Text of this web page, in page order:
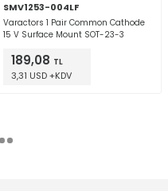
SMV1253-004LF
Varactors 1 Pair Common Cathode
15 V Surface Mount SOT-23-3
189,08 TL
3,31 USD +KDV